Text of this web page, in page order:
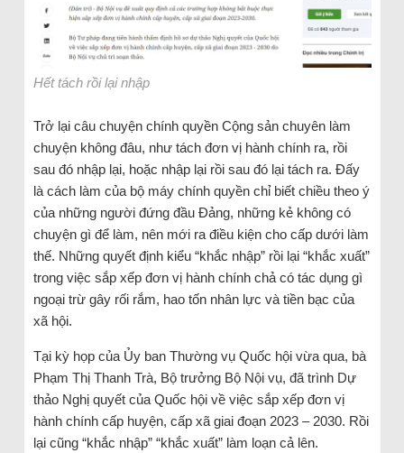
Hết tách rồi lại nhập
Trở lại câu chuyện chính quyền Cộng sản chuyên làm
chuyện không đâu, như tách đơn vị hành chính ra, rồi
sau đó nhập lại, hoặc nhập lại rồi sau đó lại tách ra. Đấy
là cách làm của bộ máy chính quyền chỉ biết chiều theo ý
của những người đứng đầu Đảng, những kẻ không có
chuyện gì để làm, nên mới ra điều kiện cho cấp dưới làm
thế. Những quyết định kiểu “khắc nhập” rồi lại “khắc xuất”
trong việc sắp xếp đơn vị hành chính chả có tác dụng gì
ngoại trừ gây rối rắm, hao tốn nhân lực và tiền bạc của
xã hội.
Tại kỳ họp của Ủy ban Thường vụ Quốc hội vừa qua, bà
Phạm Thị Thanh Trà, Bộ trưởng Bộ Nội vụ, đã trình Dự
thảo Nghị quyết của Quốc hội về việc sắp xếp đơn vị
hành chính cấp huyện, cấp xã giai đoạn 2023 – 2030. Rồi
lại cũng “khắc nhập” “khắc xuất” làm loạn cả lên.